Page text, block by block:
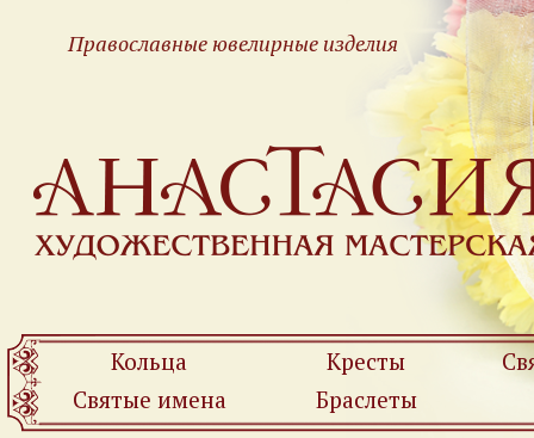
Православные ювелирные изделия
Кольца Кресты
Святые имена
Браслеты